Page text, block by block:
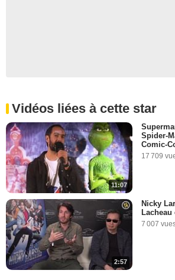
Vidéos liées à cette star
11:07
Spider-
Comic-
17 709
2:57
Nicky
Lacheau
7 007